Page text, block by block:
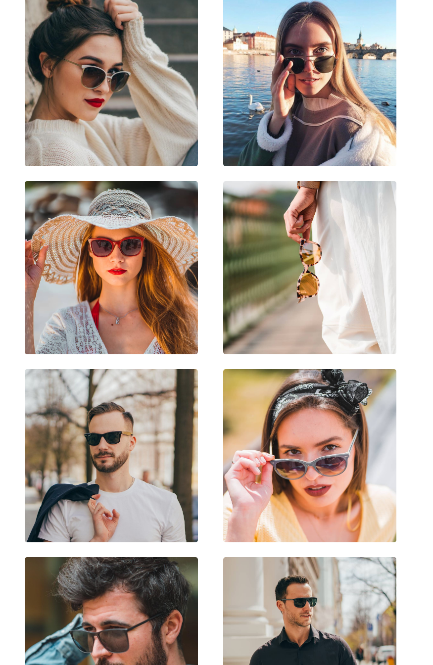
Tvar rámu:
Farba rámov:
Materiál rámov:
Plast
Veľkosť:
M
Šírka:
136 mm
Dĺžka stranice:
138 mm
Šírka mostíka:
16 mm
Hmotnosť:
170 g
Nastaviteľné sedielka:
Nie
Flexi pánt:
Nie
Puzdro:
Áno
Čistiaca handrička:
Áno
Ostatné
Typ:
Pánske
Kategória:
Slnečné okuliare
Značka:
Oakley
Použitie:
Šport
Šport:
Cyklistika, Beh, Turistika, Terénna cyklistika
Kód:
OO 9463 45 39
Dostupné s dioptrickými
šošovkami:
Nie